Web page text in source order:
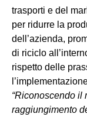
trasporti e del
per ridurre la
dell’azienda,
di riciclo
rispetto delle
“Riconoscendo il
raggiungimento